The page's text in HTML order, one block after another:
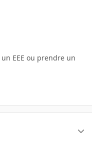
EEE ou prendre un